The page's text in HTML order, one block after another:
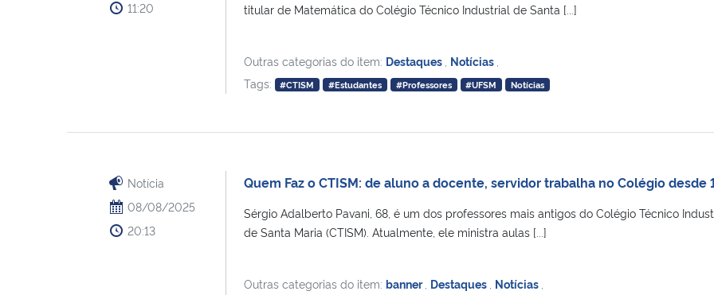
11:20
titular de Matemática do Colégio Técnico Industrial de Santa [...]
Outras categorias do item: Destaques Notícias
Tags:
#CTISM #Estudantes #Professores #UFSM Notícias
Notícia
08/08/2025
20:13
Quem Faz o CTISM: de aluno a docente, servidor trabalha no Colégio desde
Sérgio Adalberto Pavani, 68, é um dos professores mais antigos do Colégio Técnico
de Santa Maria (CTISM). Atualmente, ele ministra aulas [...]
Outras categorias do item: banner Destaques Notícias